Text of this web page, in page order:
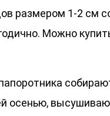
размером 1-2 см
Можно
осенью,